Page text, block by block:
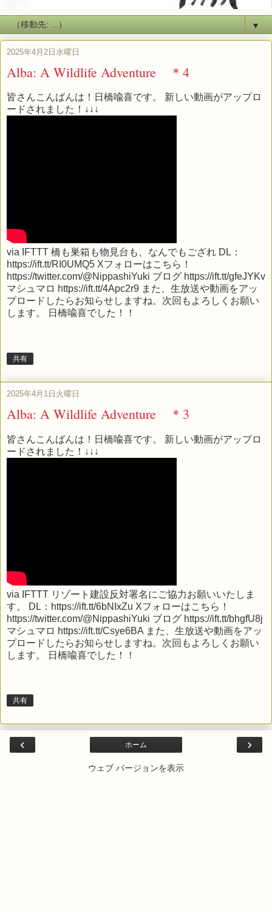
▼
2025年4月2日水曜日
Alba: A Wildlife Adventure ＊4
皆さんこんばんは！日橋喩喜です。 新しい動画がアップロ
ードされました！↓↓↓
via IFTTT 橋も巣箱も物見台も、なんでもござれ DL：
https://ift.tt/RI0UMQ5 Xフォローはこちら！
https://twitter.com/@NippashiYuki ブログ https://ift.tt/gfeJYKv
マシュマロ https://ift.tt/4Apc2r9 また、生放送や動画をアッ
プロードしたらお知らせしますね。次回もよろしくお願い
します。 日橋喩喜でした！！
共有
2025年4月1日火曜日
Alba: A Wildlife Adventure ＊3
皆さんこんばんは！日橋喩喜です。 新しい動画がアップロ
ードされました！↓↓↓
via IFTTT リゾート建設反対署名にご協力お願いいたしま
す。 DL：https://ift.tt/6bNIxZu Xフォローはこちら！
https://twitter.com/@NippashiYuki ブログ https://ift.tt/bhgfU8j
マシュマロ https://ift.tt/Csye6BA また、生放送や動画をアッ
プロードしたらお知らせしますね。次回もよろしくお願い
します。 日橋喩喜でした！！
共有
‹ ›
ホーム
ウェブ バージョンを表示